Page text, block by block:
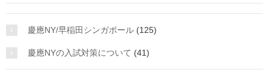
慶應NY/早稲田シンガポール (125)
慶應NYの入試対策について (41)